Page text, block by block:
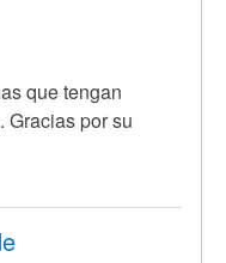
que tengan
Gracias por su